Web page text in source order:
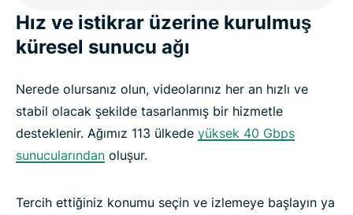
Hız ve istikrar üzerine kurulmuş
küresel sunucu ağı
Nerede olursanız olun, videolarınız her an hızlı ve
stabil olacak şekilde tasarlanmış bir hizmetle
desteklenir. Ağımız 113 ülkede yüksek 40 Gbps
sunucularından oluşur.
Tercih ettiğiniz konumu seçin ve izlemeye başlayın ya